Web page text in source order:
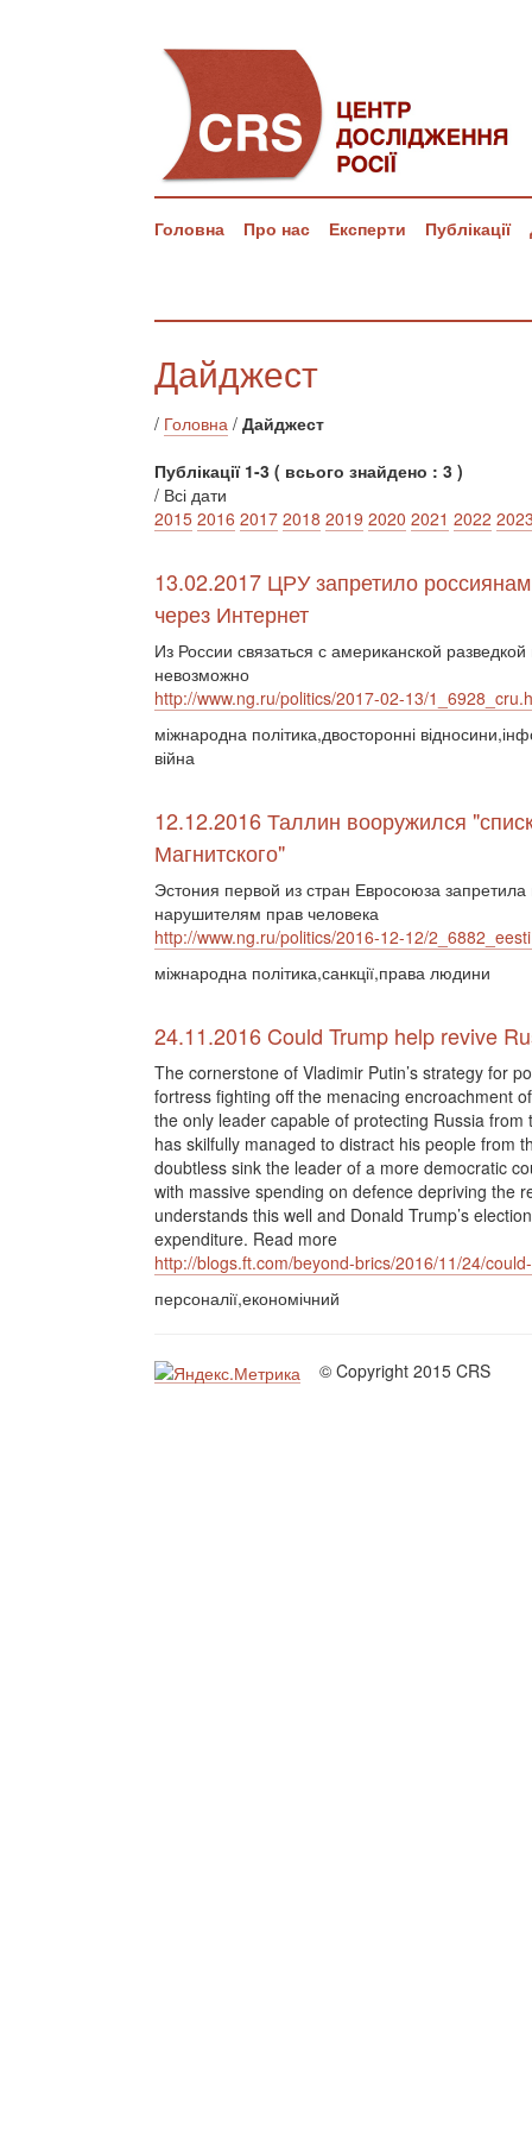
Головна Про нас Експерти Публікації
Дайджест
/ Головна / Дайджест
Публікації 1-3 ( всього знайдено : 3 )
/ Всі дати
2015 2016 2017 2018 2019 2020 2021 2022
13.02.2017 ЦРУ запретило россиянам
через Интернет
Из России связаться с американской разведкой
невозможно
http://www.ng.ru/politics/2017-02-13/
міжнародна політика,двосторонні
війна
12.12.2016 Таллин вооружился
Магнитского"
Эстония первой из стран Евросоюза запретила
нарушителям прав человека
http://www.ng.ru/politics/2016-12-12/
міжнародна політика,санкції,права людини
24.11.2016 Could Trump help revive
The cornerstone of Vladimir Putin’s strategy for
fortress fighting off the menacing encroachment
the only leader capable of protecting Russia
has skilfully managed to distract his people from
doubtless sink the leader of a more democratic
with massive spending on defence depriving the
understands this well and Donald Trump’s
expenditure. Read more
http://blogs.ft.com/beyond-brics/2016/11/24/
персоналії,економічний
© Copyright 2015 CRS